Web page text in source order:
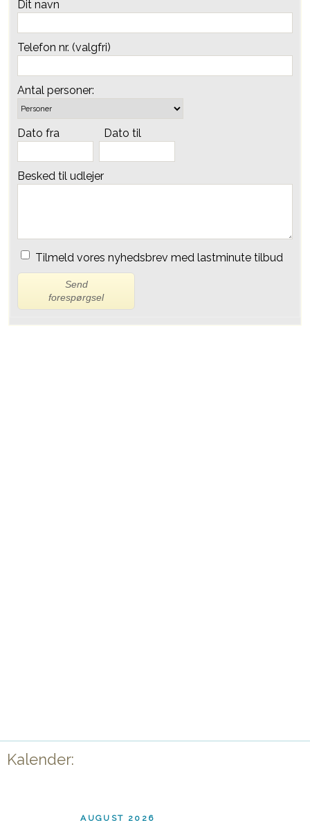
Dit navn
Telefon nr. (valgfri)
Antal personer:
Dato fra Dato til
Besked til udlejer
Tilmeld vores nyhedsbrev med lastminute tilbud
Send
forespørgsel
Kalender:
AUGUST 2026